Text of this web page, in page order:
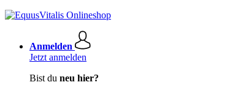
Anmelden
Jetzt anmelden
Bist du neu hier?